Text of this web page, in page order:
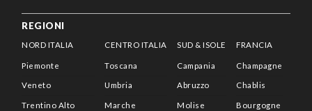
REGIONI
NORD ITALIA
Piemonte
Veneto
Trentino Alto
CENTRO ITALIA
Toscana
Umbria
Marche
SUD & ISOLE
Campania
Abruzzo
Molise
FRANCIA
Champagne
Chablis
Bourgogne